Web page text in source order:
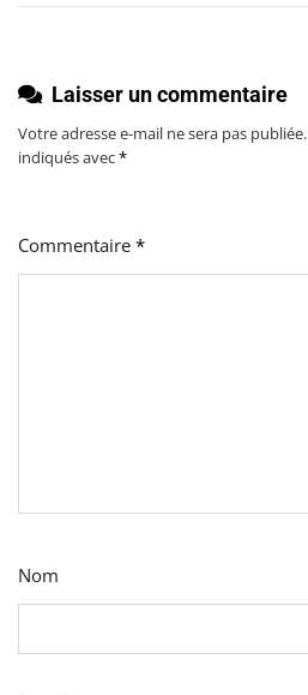
l’article
Laisser un commentaire
Votre adresse e-mail ne sera pas publiée.
indiqués avec*
Commentaire *
Nom